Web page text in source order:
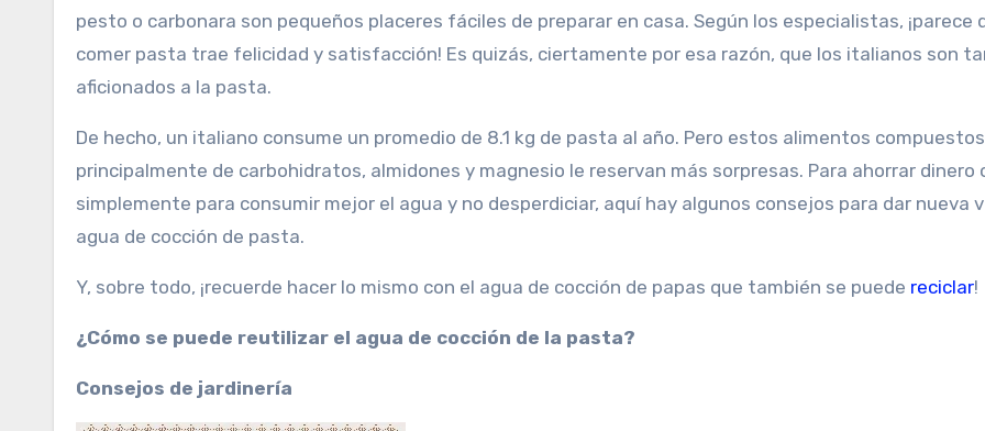
pesto o carbonara son pequeños placeres fáciles de preparar en casa. Según los especialistas, ¡parece
comer pasta trae felicidad y satisfacción! Es quizás, ciertamente por esa razón, que los italianos son
aficionados a la pasta.
De hecho, un italiano consume un promedio de 8.1 kg de pasta al año. Pero estos alimentos compuestos
principalmente de carbohidratos, almidones y magnesio le reservan más sorpresas. Para ahorrar dinero
simplemente para consumir mejor el agua y no desperdiciar, aquí hay algunos consejos para dar nueva
agua de cocción de pasta.
Y, sobre todo, ¡recuerde hacer lo mismo con el agua de cocción de papas que también se puede reciclar!
¿Cómo se puede reutilizar el agua de cocción de la pasta?
Consejos de jardinería